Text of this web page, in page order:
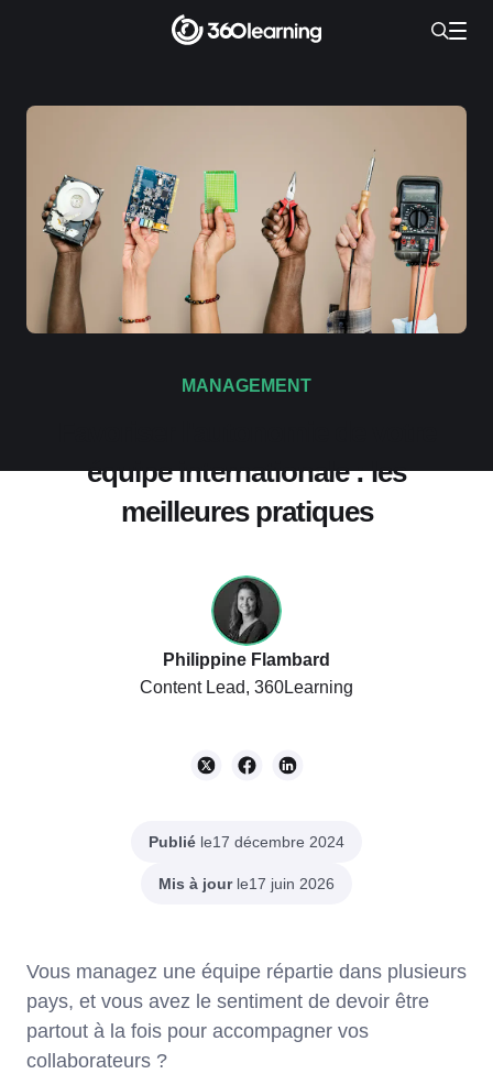
MANAGEMENT
équipe internationale : les
meilleures pratiques
Philippine Flambard
Content Lead, 360Learning
Publié le17 décembre 2024
Mis à jourle17 juin 2026
Vous managez une équipe répartie dans plusieurs
pays, et vous avez le sentiment de devoir être
partout à la fois pour accompagner vos
collaborateurs ?